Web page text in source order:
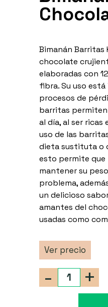
Bimanán
chocolate
elaboradas con
fibra. Su uso
procesos de
barritas
al día, al ser ricas
uso de las
dieta sustituta o
esto permite que
mantener su
problema,
un delicioso
amantes del
usadas como
Ver precio
+
-